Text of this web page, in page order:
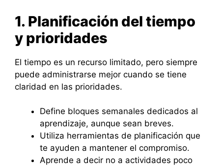
1. Planificación del tiempo
y prioridades
El tiempo es un recurso limitado, pero siempre
puede administrarse mejor cuando se tiene
claridad en las prioridades.
Define bloques semanales dedicados al
aprendizaje, aunque sean breves.
Utiliza herramientas de planificación que
te ayuden a mantener el compromiso.
Aprende a decir no a actividades poco